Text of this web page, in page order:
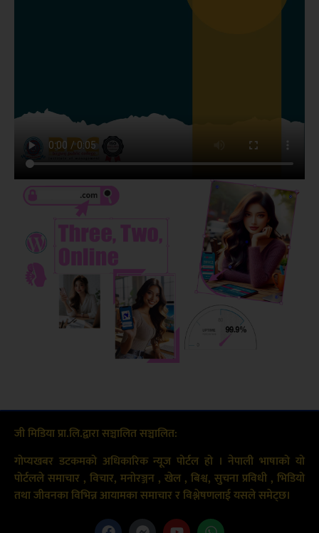
जी मिडिया प्रा.लि.द्वारा सञ्चालित सञ्चालित:
गोप्यखबर डटकमको अधिकारिक न्यूज पोर्टल हो । नेपाली भाषाको यो
पोर्टलले समाचार , विचार, मनोरञ्जन , खेल , बिश्व, सुचना प्रविधी , भिडियो
तथा जीवनका विभिन्न आयामका समाचार र विश्लेषणलाई यसले समेट्छ।